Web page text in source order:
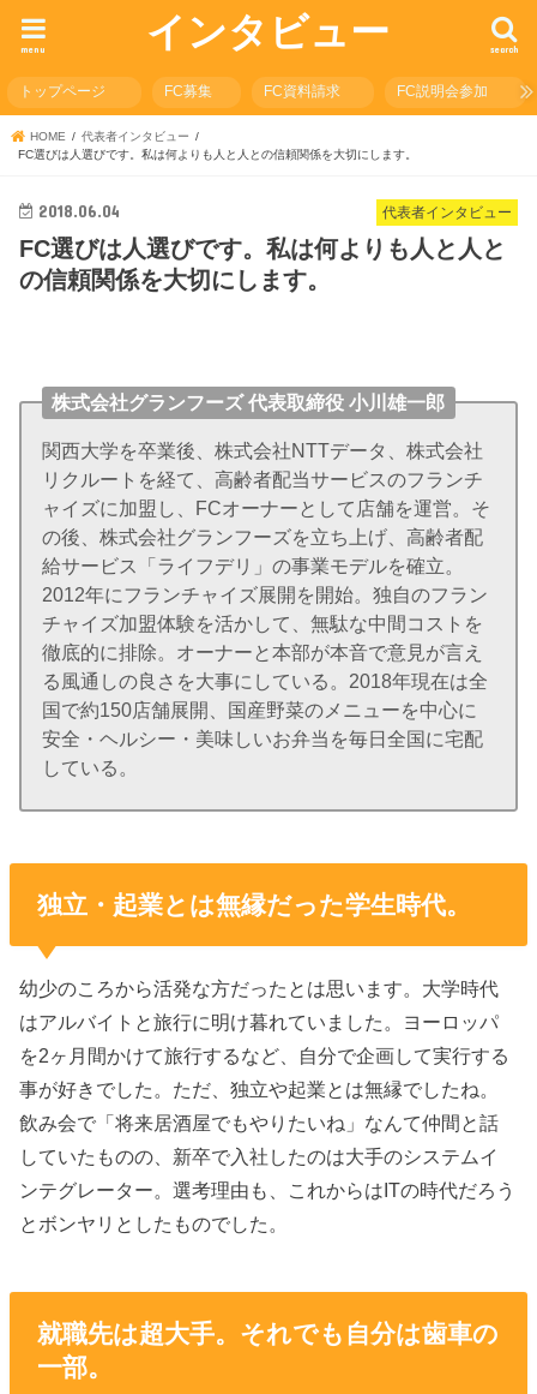
インタビュー search
menu
トップページ FC募集 FC資料請求 FC説明会参加
HOME
代表者インタビュー
FC選びは人選びです。私は何よりも人と人との信頼関係を大切にします。
代表者インタビュー
2018.06.04
FC選びは人選びです。私は何よりも人と人と
の信頼関係を大切にします。
株式会社グランフーズ 代表取締役 小川雄一郎
関西大学を卒業後、株式会社NTTデータ、株式会社
リクルートを経て、高齢者配当サービスのフランチ
ャイズに加盟し、FCオーナーとして店舗を運営。そ
の後、株式会社グランフーズを立ち上げ、高齢者配
給サービス「ライフデリ」の事業モデルを確立。
2012年にフランチャイズ展開を開始。独自のフラン
チャイズ加盟体験を活かして、無駄な中間コストを
徹底的に排除。オーナーと本部が本音で意見が言え
る風通しの良さを大事にしている。2018年現在は全
国で約150店舗展開、国産野菜のメニューを中心に
安全・ヘルシー・美味しいお弁当を毎日全国に宅配
している。
独立・起業とは無縁だった学生時代。
幼少のころから活発な方だったとは思います。大学時代
はアルバイトと旅行に明け暮れていました。ヨーロッパ
を2ヶ月間かけて旅行するなど、自分で企画して実行する
事が好きでした。ただ、独立や起業とは無縁でしたね。
飲み会で「将来居酒屋でもやりたいね」なんて仲間と話
していたものの、新卒で入社したのは大手のシステムイ
ンテグレーター。選考理由も、これからはITの時代だろう
とボンヤリとしたものでした。
就職先は超大手。それでも自分は歯車の
一部。